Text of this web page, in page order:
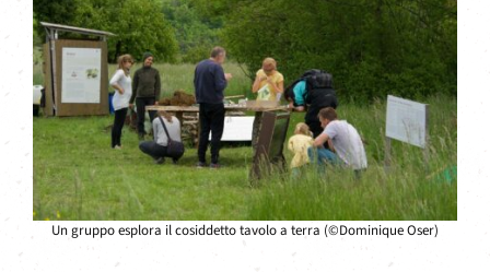
Un gruppo esplora il cosiddetto tavolo a terra (©Dominique Oser)